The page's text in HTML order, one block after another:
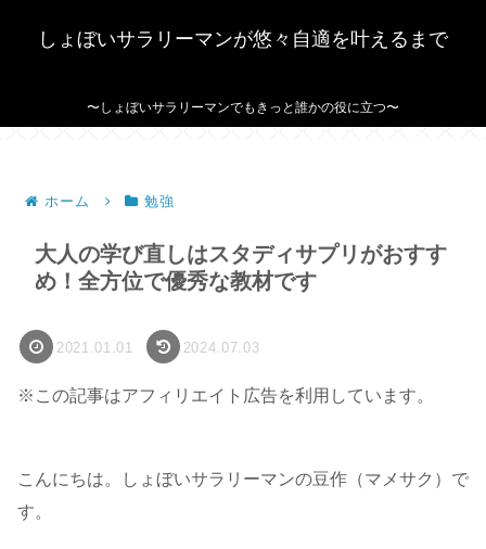
しょぼいサラリーマンが悠々自適を叶えるまで
〜しょぼいサラリーマンでもきっと誰かの役に立つ〜
ホーム 勉強
大人の学び直しはスタディサプリがおすす
め！全方位で優秀な教材です
2021.01.01 2024.07.03
※この記事はアフィリエイト広告を利用しています。
こんにちは。しょぼいサラリーマンの豆作（マメサク）で
す。